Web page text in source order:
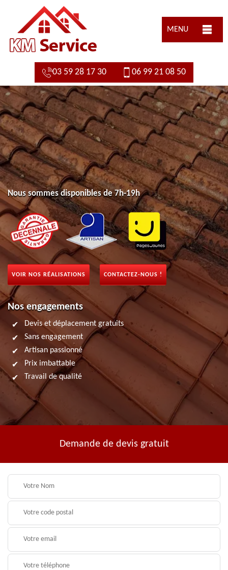
MENU
03 59 28 17 30 06 99 21 08 50
Nous sommes disponibles de 7h-19h
VOIR NOS RÉALISATIONS CONTACTEZ-NOUS !
Nos engagements
Devis et déplacement gratuits
Sans engagement
Artisan passionné
Prix imbattable
Travail de qualité
Demande de devis gratuit